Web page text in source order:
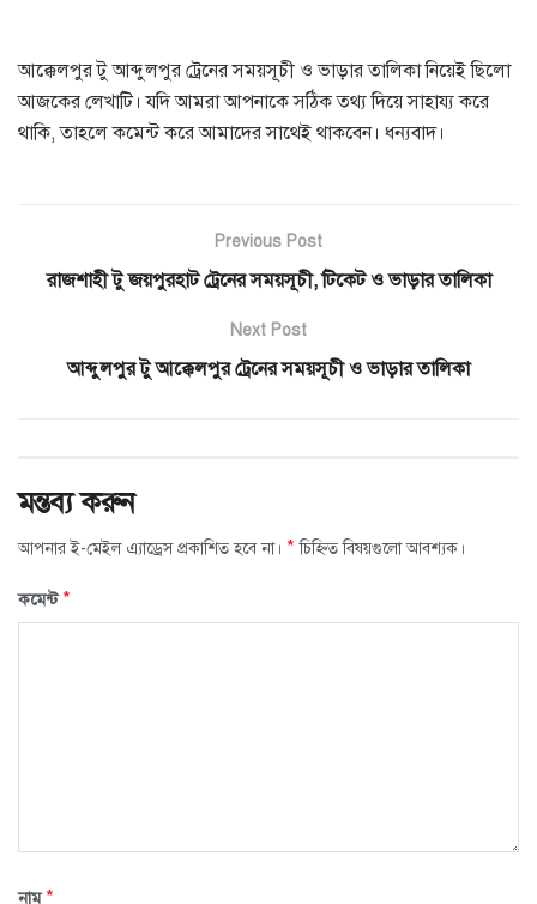
আক্কেলপুর টু আব্দুলপুর ট্রেনের সময়সূচী ও ভাড়ার তালিকা নিয়েই ছিলো
আজকের লেখাটি। যদি আমরা আপনাকে সঠিক তথ্য দিয়ে সাহায্য করে
থাকি, তাহলে কমেন্ট করে আমাদের সাথেই থাকবেন। ধন্যবাদ।
Previous Post
রাজশাহী টু জয়পুরহাট ট্রেনের সময়সূচী, টিকেট ও ভাড়ার তালিকা
Next Post
আব্দুলপুর টু আক্কেলপুর ট্রেনের সময়সূচী ও ভাড়ার তালিকা
মন্তব্য করুন
আপনার ই-মেইল এ্যাড্রেস প্রকাশিত হবে না। * চিহ্নিত বিষয়গুলো আবশ্যক।
কমেন্ট*
নাম*